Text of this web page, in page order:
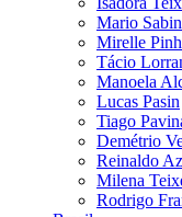
Mario
Mirelle
Tácio
Manoela
Lucas Pasin
Tiago
Demétrio
Reinaldo
Milena
Rodrigo